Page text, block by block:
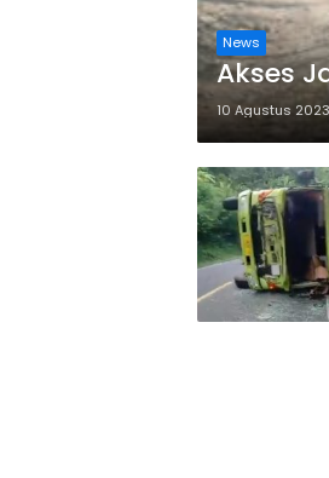
News
Akses
10 Agustus 2023